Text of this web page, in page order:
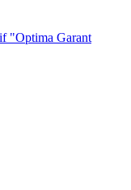
"Optima Garant